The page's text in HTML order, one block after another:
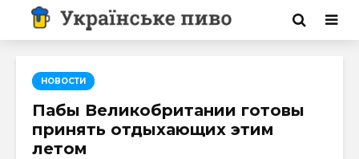
НОВОСТИ
Пабы Великобритании готовы
принять отдыхающих этим
летом